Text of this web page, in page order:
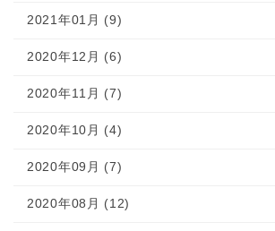
2021年01月 (9)
2020年12月 (6)
2020年11月 (7)
2020年10月 (4)
2020年09月 (7)
2020年08月 (12)